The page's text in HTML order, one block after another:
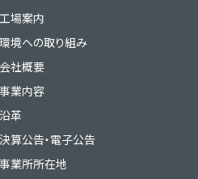
工場案内
環境への取り組み
会社概要
事業内容
沿革
決算公告・電子公告
事業所所在地